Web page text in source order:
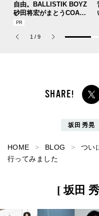
自由。BALLISTIK BOYZ
砂田将宏がまとうCOACH
の新作フレグランス「コ
パルファム」
1 / 9
坂田 秀晃
HOME BLOG
つい
行ってみました
[ 坂田